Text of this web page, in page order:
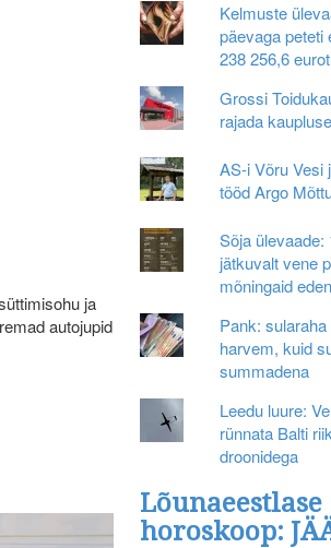
ja
autojupid
Kelmuste
päevaga peteti
238 256,6 eurot
Grossi
rajada
AS-i Võru Vesi
tööd Argo
Sõja ülevaade:
jätkuvalt vene
mõningaid
Pank:
harvem, kuid
summadena
Leedu luure:
rünnata Balti
droonidega
Lõunaeestlase
horoskoop: